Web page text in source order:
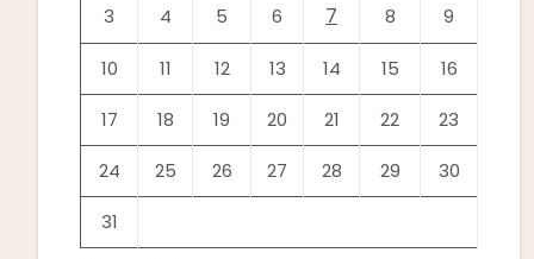
3 4 5 6 7 8 9
10 11 12 13 14 15 16
17 18 19 20 21 22 23
24 25 26 27 28 29 30
31